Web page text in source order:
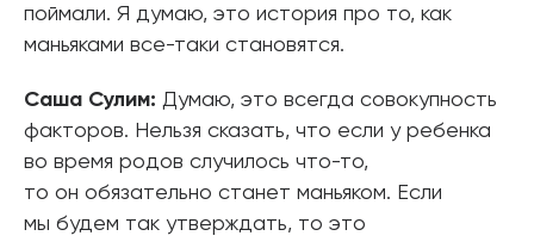
поймали. Я думаю, это история про то, как
маньяками все-таки становятся.
Саша Сулим: Думаю, это всегда совокупность
факторов. Нельзя сказать, что если у ребенка
во время родов случилось что-то,
то он обязательно станет маньяком. Если
мы будем так утверждать, то это